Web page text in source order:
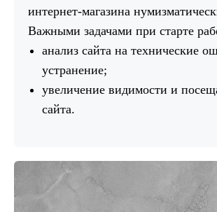
интернет-магазина
Важными задачами при старте
анализ сайта на технические
устранение;
увеличение видимости и
сайта.